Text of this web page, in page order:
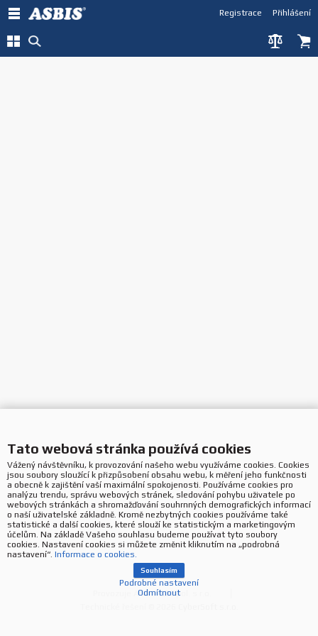
Přihlášení
Registrace
Provozuje ASBIS CZ spol. s r.o.
Tato webová stránka používá cookies
Vážený návštěvníku, k provozování našeho webu využíváme cookies. Cookies
jsou soubory sloužící k přizpůsobení obsahu webu, k měření jeho funkčnosti
a obecně k zajištění vaší maximální spokojenosti. Používáme cookies pro
analýzu trendu, správu webových stránek, sledování pohybu uživatele po
webových stránkách a shromažďování souhrnných demografických informací
o naší uživatelské základně. Kromě nezbytných cookies používáme také
statistické a další cookies, které slouží ke statistickým a marketingovým
účelům. Na základě Vašeho souhlasu budeme používat tyto soubory
cookies. Nastavení cookies si můžete změnit kliknutím na „podrobná
nastavení“. Informace o cookies.
Odmítnout
Podrobné nastavení
Souhlasím